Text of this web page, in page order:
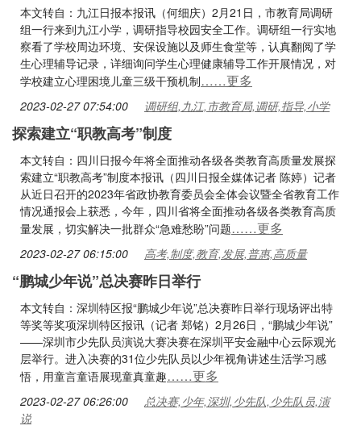
本文转自：九江日报本报讯（何细庆）2月21日，市教育局调研
组一行来到九江小学，调研指导校园安全工作。调研组一行实地
察看了学校周边环境、安保设施以及师生食堂等，认真翻阅了学
生心理辅导记录，详细询问学生心理健康辅导工作开展情况，对
学校建立心理困境儿童三级干预机制……更多
2023-02-27 07:54:00 调研组,九江,市教育局,调研,指导,小学
探索建立“职教高考”制度
本文转自：四川日报今年将全面推动各级各类教育高质量发展探
索建立“职教高考”制度本报讯（四川日报全媒体记者 陈婷）记者
从近日召开的2023年省政协教育委员会全体会议暨全省教育工作
情况通报会上获悉，今年，四川省将全面推动各级各类教育高质
量发展，切实解决一批群众“急难愁盼”问题……更多
2023-02-27 06:15:00 高考,制度,教育,发展,普惠,高质量
“鹏城少年说”总决赛昨日举行
本文转自：深圳特区报“鹏城少年说”总决赛昨日举行现场评出特
等奖等奖项深圳特区报讯（记者 郑铭）2月26日，“鹏城少年说”
——深圳市少先队员演说大赛决赛在深圳平安金融中心云际观光
层举行。进入决赛的31位少先队员以少年视角讲述生活学习感
悟，用童言童语展现童真童趣……更多
2023-02-27 06:26:00
总决赛,少年,深圳,少先队,少先队员,演
说